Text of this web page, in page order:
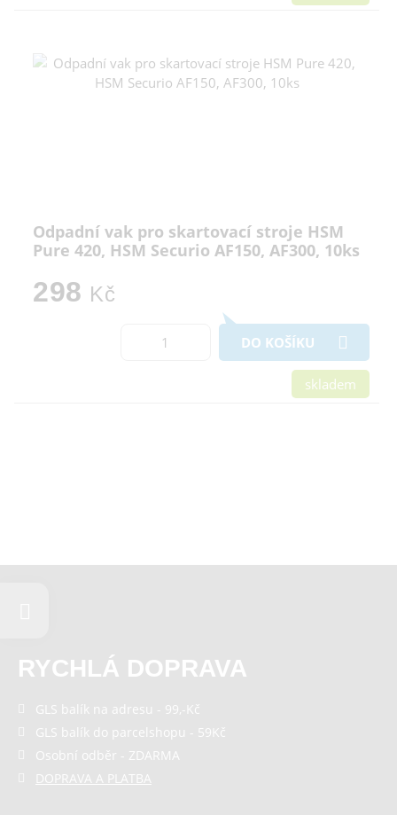
Odpadní vak pro skartovací stroje HSM
Pure 420, HSM Securio AF150, AF300, 10ks
298 Kč
DO KOŠÍKU
skladem
RYCHLÁ DOPRAVA
GLS balík na adresu - 99,-Kč
GLS balík do parcelshopu - 59Kč
Osobní odběr - ZDARMA
DOPRAVA A PLATBA